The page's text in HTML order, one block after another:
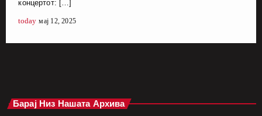
концертот: […]
today мај 12, 2025
Барај Низ Нашата Архива